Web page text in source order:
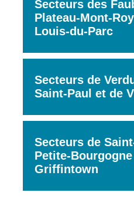
Secteurs des
Plateau-Mont-
Louis-du-Parc
Secteurs de
Saint-Paul et de
Secteurs de
Petite-
Griffintown